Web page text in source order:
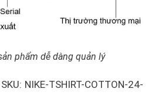
phẩm dễ dàng quản lý
NIKE-TSHIRT-COTTON-24-